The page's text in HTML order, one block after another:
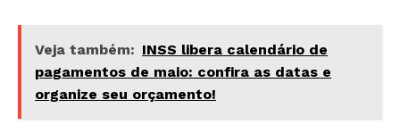
Veja também: INSS libera calendário de
pagamentos de maio: confira as datas e
organize seu orçamento!